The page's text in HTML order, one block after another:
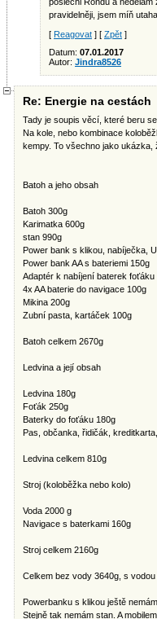
pravidelněji, jsem míň
[ Reagovat ] [ Zpět ]
Datum: 07.01.2017
Autor: Jindra8526
Re: Energie na cestách
Tady je soupis věcí, které beru
Na kole, nebo kombinace
kempy. To všechno jako ukázka,
Batoh a jeho obsah
Batoh 300g
Karimatka 600g
stan 990g
Power bank s klikou, nabíječka,
Power bank AA s bateriemi 150g
Adaptér k nabíjení baterek foťáku
4x AA baterie do navigace 100g
Mikina 200g
Zubní pasta, kartáček 100g
Batoh celkem 2670g
Ledvina a její obsah
Ledvina 180g
Foťák 250g
Baterky do foťáku 180g
Pas, občanka, řidičák,
Ledvina celkem 810g
Stroj (koloběžka nebo kolo)
Voda 2000 g
Navigace s baterkami 160g
Stroj celkem 2160g
Celkem bez vody 3640g, s vodou
Powerbanku s klikou ještě
Stejně tak nemám stan. A